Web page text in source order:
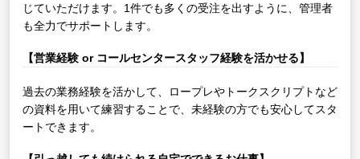
じていただけます。1件でも多くの受注を出すように、管理者
も全力でサポートします。
【営業経験 or コールセンタースタッフ経験を活かせる】
過去の業務経験を活かして、ロープレやトークスクリプトなど
の資料を用いて練習することで、未経験の方でも安心してスタ
ートできます。